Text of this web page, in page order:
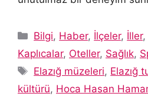
Kategoriler
Bilgi, Haber, İlçeler, İller,
Kaplıcalar, Oteller, Sağlık,
Etiketler
Elazığ müzeleri, Elazığ
kültürü, Hoca Hasan